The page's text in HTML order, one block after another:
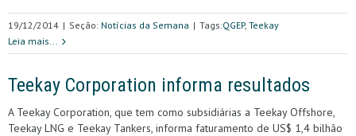
19/12/2014 | Seção: Notícias da Semana | Tags:QGEP, Teekay
Leia mais...
Teekay Corporation informa resultados
A Teekay Corporation, que tem como subsidiárias a Teekay Offshore,
Teekay LNG e Teekay Tankers, informa faturamento de US$ 1,4 bilhão